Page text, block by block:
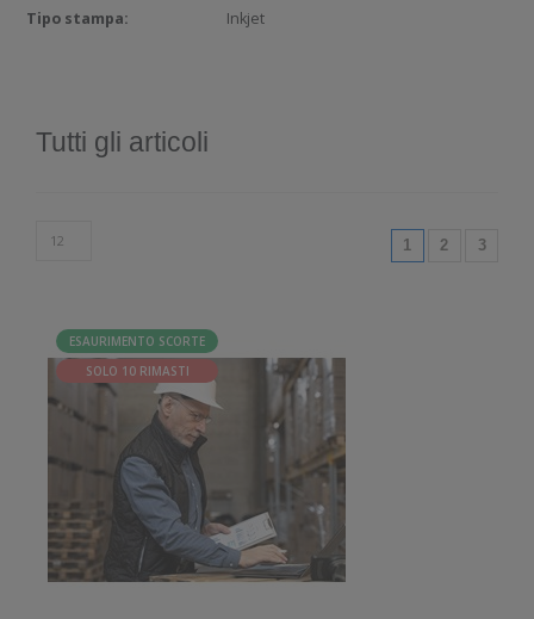
Tipo stampa: Inkjet
Tutti gli articoli
1 (current)
2 3
ESAURIMENTO SCORTE
SOLO 10 RIMASTI